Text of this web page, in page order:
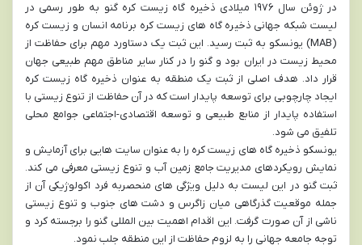
در ژوئن سال ۱۹۷۶ میلادی ذخیره گاه زیست کره گنو به طور رسمی در
لیست شبکه جهانی ذخیره گاه های زیست کره برنامه انسان و زیست کره
(MAB) یونسکو به ثبت رسید. این ثبت یک دستاورد مهم برای حفاظت از
محیط زیست در ایران بود و گنو را در کنار سایر مناطق مهم طبیعی جهان
قرار داد. هدف اصلی از ثبت یک منطقه به عنوان ذخیره گاه زیست کره
ایجاد چارچوبی برای توسعه پایدار است که در آن حفاظت از تنوع زیستی با
استفاده پایدار از منابع طبیعی و توسعه اقتصادی-اجتماعی جوامع محلی
تلفیق می شود.
یونسکو ذخیره گاه های زیست کره را به عنوان سایت هایی برای آزمایش و
نمایش رویکردهای مدیریت جامع زمین آب و تنوع زیستی معرفی می کند.
ثبت گنو در این لیست به دلیل ویژگی های منحصربه فرد اکولوژیکی آن از
جمله موقعیت گذرگاهی میان زاگرس و دشت های جنوب و تنوع زیستی
ناشی از آن صورت گرفت. این اقدام اهمیت بین المللی گنو را برجسته کرد و
توجه جامعه جهانی را به لزوم حفاظت از این منطقه جلب نمود.